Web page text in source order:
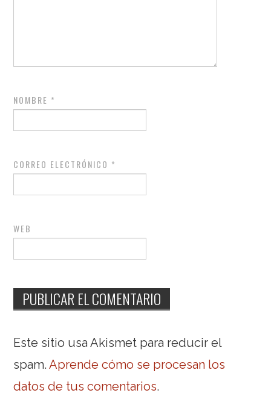
NOMBRE *
CORREO ELECTRÓNICO *
WEB
Este sitio usa Akismet para reducir el
spam.Aprende cómo se procesan los
datos de tus comentarios.